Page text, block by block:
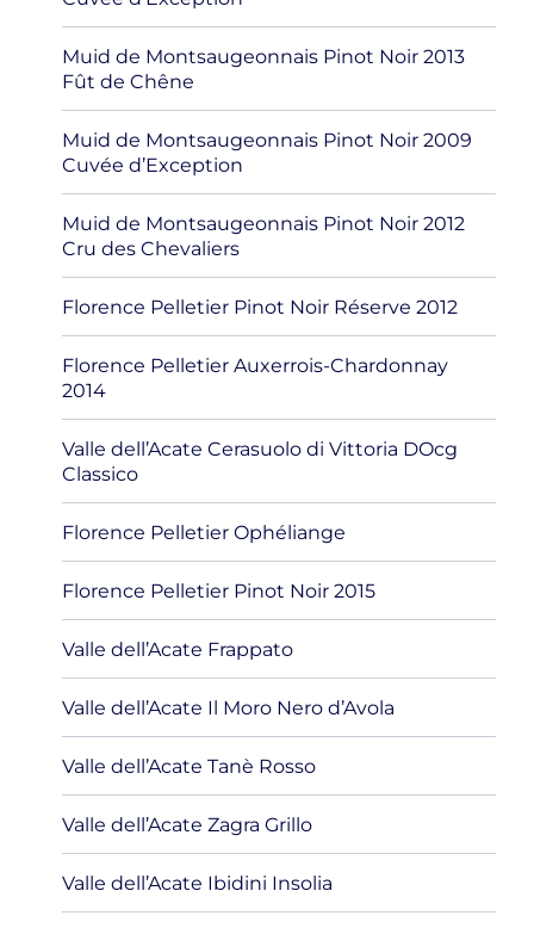
Muid de Montsaugeonnais Pinot Noir 2013
Fût de Chêne
Muid de Montsaugeonnais Pinot Noir 2009
Cuvée d’Exception
Muid de Montsaugeonnais Pinot Noir 2012
Cru des Chevaliers
Florence Pelletier Pinot Noir Réserve 2012
Florence Pelletier Auxerrois-Chardonnay
2014
Valle dell’Acate Cerasuolo di Vittoria DOcg
Classico
Florence Pelletier Ophéliange
Florence Pelletier Pinot Noir 2015
Valle dell’Acate Frappato
Valle dell’Acate Il Moro Nero d’Avola
Valle dell’Acate Tanè Rosso
Valle dell’Acate Zagra Grillo
Valle dell’Acate Ibidini Insolia